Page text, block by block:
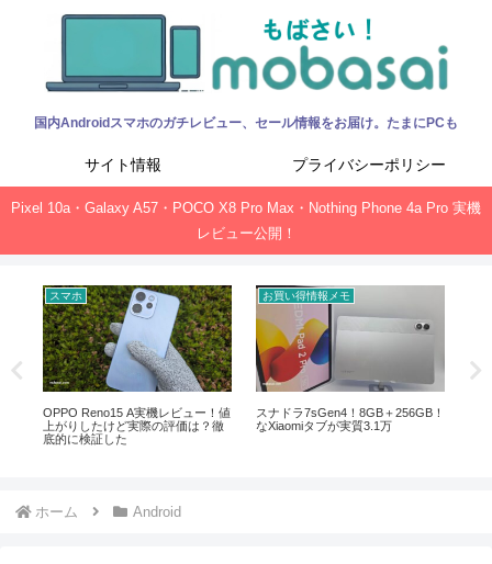
国内Androidスマホのガチレビュー、セール情報をお届け。たまにPCも
サイト情報 プライバシーポリシー
Pixel 10a・Galaxy A57・POCO X8 Pro Max・Nothing Phone 4a Pro 実機
レビュー公開！
スマホ
OPPO Reno15 A実機レビュー！値
上がりしたけど実際の評価は？徹
底的に検証した
お買い得情報メモ
スナドラ7sGen4！8GB＋256GB！
なXiaomiタブが実質3.1万
ホーム Android